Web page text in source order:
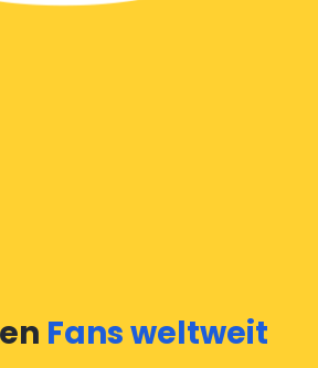
Fans weltweit